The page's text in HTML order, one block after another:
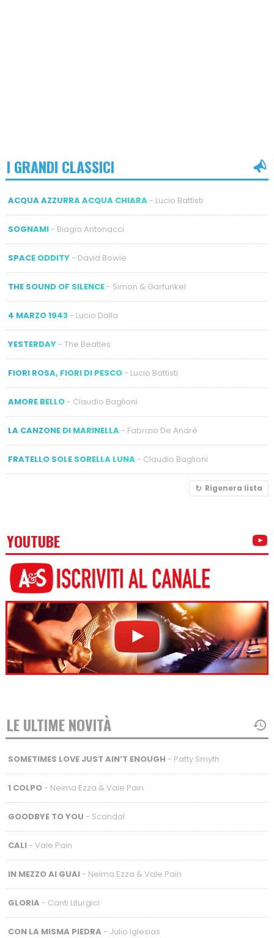
I GRANDI CLASSICI
ACQUA AZZURRA ACQUA CHIARA- Lucio Battisti
SOGNAMI- Biagio Antonacci
SPACE ODDITY- David Bowie
THE SOUND OF SILENCE- Simon & Garfunkel
4 MARZO 1943- Lucio Dalla
YESTERDAY- The Beatles
FIORI ROSA, FIORI DI PESCO- Lucio Battisti
AMORE BELLO- Claudio Baglioni
LA CANZONE DI MARINELLA- Fabrizio De André
FRATELLO SOLE SORELLA LUNA- Claudio Baglioni
Rigenera lista
YOUTUBE
LE ULTIME NOVITÀ
SOMETIMES LOVE JUST AIN’T ENOUGH - Patty Smyth
1 COLPO- Neima Ezza & Vale Pain
GOODBYE TO YOU - Scandal
CALI- Vale Pain
IN MEZZO AI GUAI- Neima Ezza & Vale Pain
GLORIA - Canti Liturgici
CON LA MISMA PIEDRA - Julio Iglesias